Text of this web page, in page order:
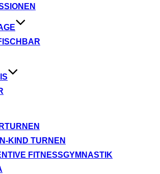
KIND TURNEN
FITNESSGYMNASTIK